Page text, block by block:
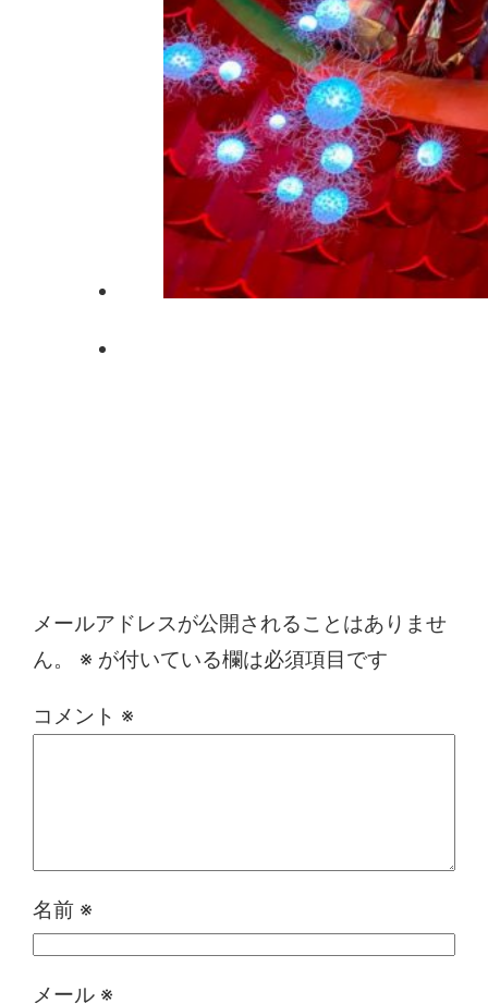
メールアドレスが公開されることはありませ
ん。
※ が付いている欄は必須項目です
コメント ※
名前 ※
メール ※